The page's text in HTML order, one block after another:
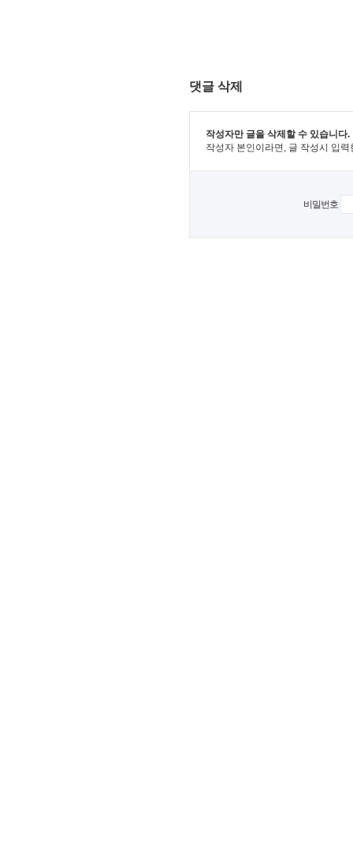
댓글 삭제
작성자만 글을 삭제할 수 있습니다.
작성자 본인이라면, 글 작성시 입
비밀번호